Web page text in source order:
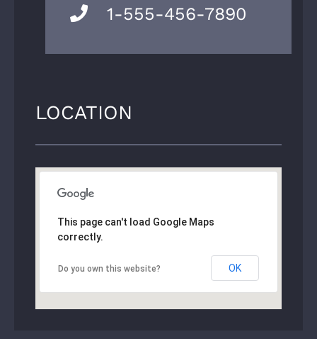
1-555-456-7890
LOCATION
This page can't load Google Maps
correctly.
Do you own this website? OK